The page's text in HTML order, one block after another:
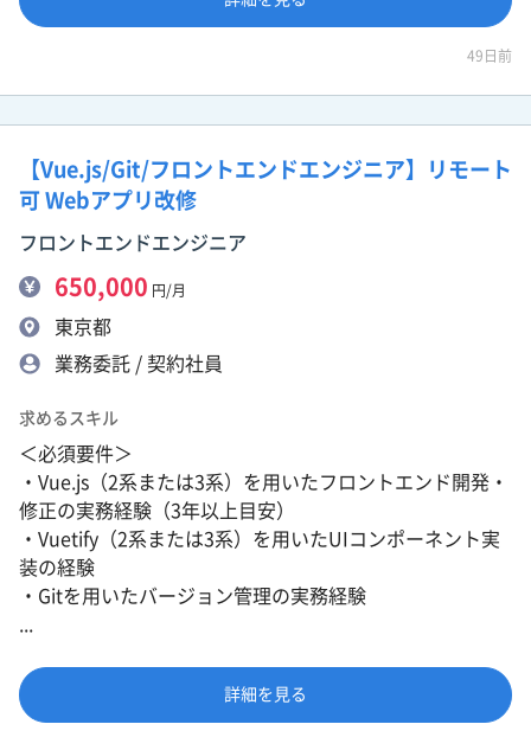
49日前
【Vue.js/Git/フロントエンドエンジニア】リモート
可 Webアプリ改修
フロントエンドエンジニア
650,000 円/月
東京都
業務委託 / 契約社員
求めるスキル
＜必須要件＞
・Vue.js（2系または3系）を用いたフロントエンド開発・
修正の実務経験（3年以上目安）
・Vuetify（2系または3系）を用いたUIコンポーネント実
装の経験
・Gitを用いたバージョン管理の実務経験
詳細を見る